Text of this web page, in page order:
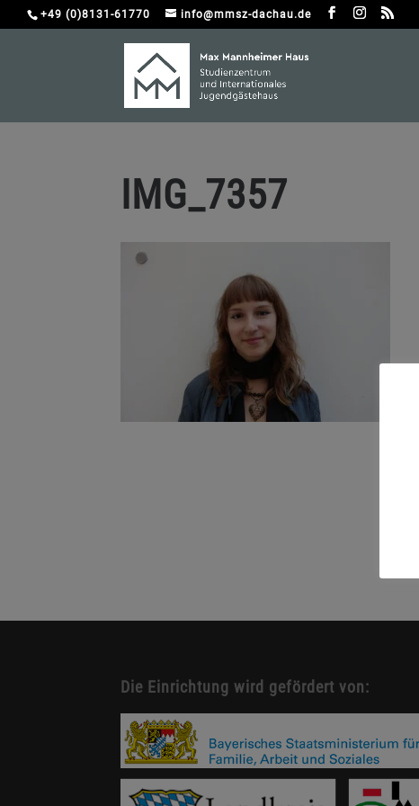
+49 (0)8131-61770 info@mmsz-dachau.de
IMG_7357
Die Einrichtung wird gefördert von: